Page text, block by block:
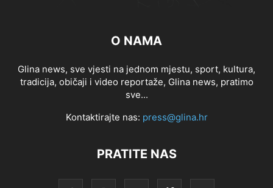
O NAMA
Glina news, sve vjesti na jednom mjestu, sport, kultura,
tradicija, običaji i video reportaže, Glina news, pratimo
sve...
Kontaktirajte nas: press@glina.hr
PRATITE NAS